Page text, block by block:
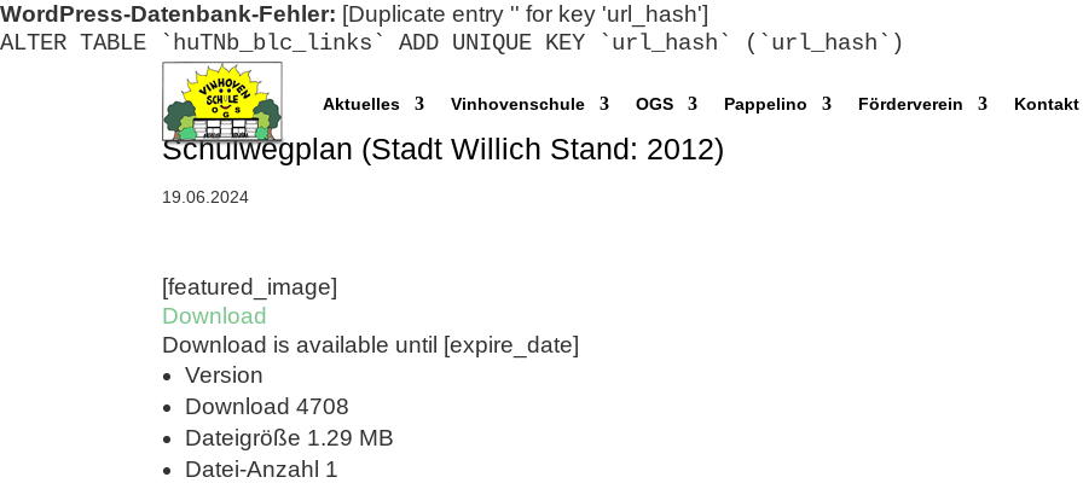
WordPress-Datenbank-Fehler: [Duplicate entry '' for key 'url_hash']
ALTER TABLE `huTNb_blc_links` ADD UNIQUE KEY `url_hash` (`url_hash`)
Aktuelles Vinhovenschule OGS Pappelino Förderverein Kontakt
Schulwegplan (Stadt Willich Stand: 2012)
19.06.2024
[featured_image]
Download
Download is available until [expire_date]
Version
Download4708
Dateigröße 1.29 MB
Datei-Anzahl 1